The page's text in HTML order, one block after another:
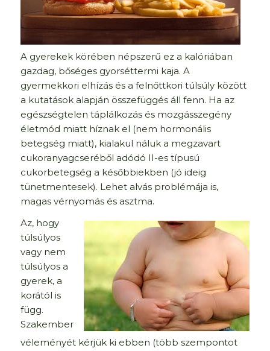
A gyerekek körében népszerű ez a kalóriában
gazdag, bőséges gyorséttermi kaja. A
gyermekkori elhízás és a felnőttkori túlsúly között
a kutatások alapján összefüggés áll fenn. Ha az
egészségtelen táplálkozás és mozgásszegény
életmód miatt híznak el (nem hormonális
betegség miatt), kialakul náluk a megzavart
cukoranyagcseréből adódó II-es típusú
cukorbetegség a későbbiekben (jó ideig
tünetmentesek). Lehet alvás problémája is,
magas vérnyomás és asztma.
Az, hogy
túlsúlyos
vagy nem
túlsúlyos a
gyerek, a
korától is
függ.
Szakember
véleményét kérjük ki ebben (több szempontot